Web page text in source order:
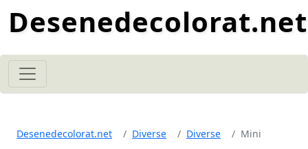
Desenedecolorat.net
Desenedecolorat.net Diverse Diverse Mini